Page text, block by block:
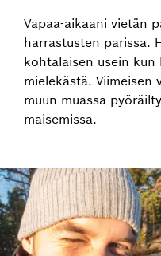
Vapaa-aikaani vietän
harrastusten parissa.
kohtalaisen usein
mielekästä.
muun muassa
maisemissa.